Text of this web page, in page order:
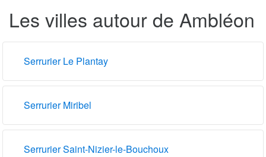
Les villes autour de Ambléon
Serrurier Le Plantay
Serrurier Miribel
Serrurier Saint-Nizier-le-Bouchoux